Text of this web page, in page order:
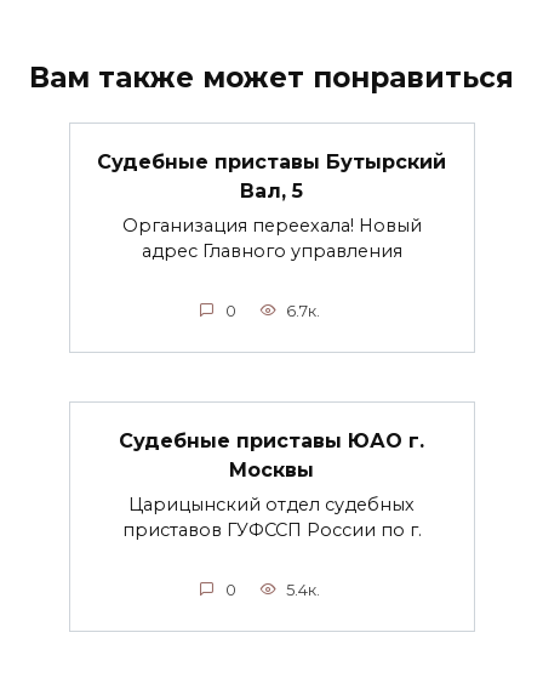
Вам также может понравиться
Судебные приставы Бутырский
Вал, 5
Организация переехала! Новый
адрес Главного управления
0 6.7к.
Судебные приставы ЮАО г.
Москвы
Царицынский отдел судебных
приставов ГУФССП России по г.
0 5.4к.